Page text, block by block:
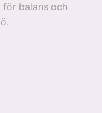
balans och